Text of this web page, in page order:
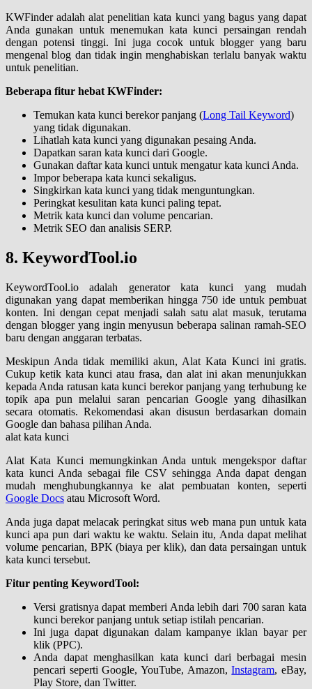
KWFinder adalah alat penelitian kata kunci yang bagus yang dapat
Anda gunakan untuk menemukan kata kunci persaingan rendah
dengan potensi tinggi. Ini juga cocok untuk blogger yang baru
mengenal blog dan tidak ingin menghabiskan terlalu banyak waktu
untuk penelitian.
Beberapa fitur hebat KWFinder:
Temukan kata kunci berekor panjang (Long Tail Keyword)
yang tidak digunakan.
Lihatlah kata kunci yang digunakan pesaing Anda.
Dapatkan saran kata kunci dari Google.
Gunakan daftar kata kunci untuk mengatur kata kunci Anda.
Impor beberapa kata kunci sekaligus.
Singkirkan kata kunci yang tidak menguntungkan.
Peringkat kesulitan kata kunci paling tepat.
Metrik kata kunci dan volume pencarian.
Metrik SEO dan analisis SERP.
8. KeywordTool.io
KeywordTool.io adalah generator kata kunci yang mudah
digunakan yang dapat memberikan hingga 750 ide untuk pembuat
konten. Ini dengan cepat menjadi salah satu alat masuk, terutama
dengan blogger yang ingin menyusun beberapa salinan ramah-SEO
baru dengan anggaran terbatas.
Meskipun Anda tidak memiliki akun, Alat Kata Kunci ini gratis.
Cukup ketik kata kunci atau frasa, dan alat ini akan menunjukkan
kepada Anda ratusan kata kunci berekor panjang yang terhubung ke
topik apa pun melalui saran pencarian Google yang dihasilkan
secara otomatis. Rekomendasi akan disusun berdasarkan domain
Google dan bahasa pilihan Anda.
alat kata kunci
Alat Kata Kunci memungkinkan Anda untuk mengekspor daftar
kata kunci Anda sebagai file CSV sehingga Anda dapat dengan
mudah menghubungkannya ke alat pembuatan konten, seperti
Google Docs atau Microsoft Word.
Anda juga dapat melacak peringkat situs web mana pun untuk kata
kunci apa pun dari waktu ke waktu. Selain itu, Anda dapat melihat
volume pencarian, BPK (biaya per klik), dan data persaingan untuk
kata kunci tersebut.
Fitur penting KeywordTool:
Versi gratisnya dapat memberi Anda lebih dari 700 saran kata
kunci berekor panjang untuk setiap istilah pencarian.
Ini juga dapat digunakan dalam kampanye iklan bayar per
klik (PPC).
Anda dapat menghasilkan kata kunci dari berbagai mesin
pencari seperti Google, YouTube, Amazon,Instagram, eBay,
Play Store, dan Twitter.